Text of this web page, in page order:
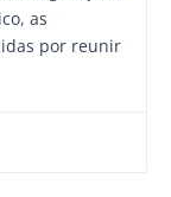
as
por reunir